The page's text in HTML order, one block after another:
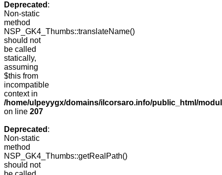
Deprecated :
Non-static
method
NSP_GK4_Thumbs::translateName()
should not
be called
statically,
assuming
$this from
incompatible
context in
/home/ulpeyygx/domains/ilcorsaro.info/public_html/
on line 207
Deprecated :
Non-static
method
NSP_GK4_Thumbs::getRealPath()
should not